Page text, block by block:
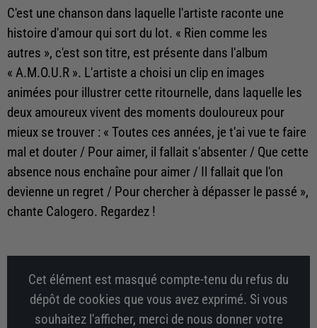
C'est une chanson dans laquelle l'artiste raconte une
histoire d'amour qui sort du lot. « Rien comme les
autres », c'est son titre, est présente dans l'album
« A.M.O.U.R ». L'artiste a choisi un clip en images
animées pour illustrer cette ritournelle, dans laquelle les
deux amoureux vivent des moments douloureux pour
mieux se trouver : « Toutes ces années, je t'ai vue te faire
mal et douter / Pour aimer, il fallait s'absenter / Que cette
absence nous enchaîne pour aimer / Il fallait que l'on
devienne un regret / Pour chercher à dépasser le passé »,
chante Calogero. Regardez !
Cet élément est masqué compte-tenu du refus du
dépôt de cookies que vous avez exprimé. Si vous
souhaitez l'afficher, merci de nous donner votre